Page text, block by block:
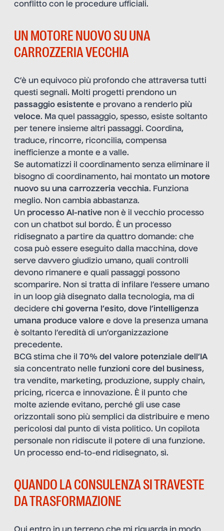
conflitto con le procedure ufficiali.
UN MOTORE NUOVO SU UNA
CARROZZERIA VECCHIA
C’è un equivoco più profondo che attraversa tutti
questi segnali. Molti progetti prendono un
passaggio esistente e provano a renderlo più
veloce. Ma quel passaggio, spesso, esiste soltanto
per tenere insieme altri passaggi. Coordina,
traduce, rincorre, riconcilia, compensa
inefficienze a monte e a valle.
Se automatizzi il coordinamento senza eliminare il
bisogno di coordinamento, hai montato un motore
nuovo su una carrozzeria vecchia. Funziona
meglio. Non cambia abbastanza.
Un processo AI-native non è il vecchio processo
con un chatbot sul bordo. È un processo
ridisegnato a partire da quattro domande: che
cosa può essere eseguito dalla macchina, dove
serve davvero giudizio umano, quali controlli
devono rimanere e quali passaggi possono
scomparire. Non si tratta di infilare l’essere umano
in un loop già disegnato dalla tecnologia, ma di
decidere chi governa l’esito, dove l’intelligenza
umana produce valore e dove la presenza umana
è soltanto l’eredità di un’organizzazione
precedente.
BCG stima che il 70% del valore potenziale dell’IA
sia concentrato nelle funzioni core del business,
tra vendite, marketing, produzione, supply chain,
pricing, ricerca e innovazione. È il punto che
molte aziende evitano, perché gli use case
orizzontali sono più semplici da distribuire e meno
pericolosi dal punto di vista politico. Un copilota
personale non ridiscute il potere di una funzione.
Un processo end-to-end ridisegnato, sì.
QUANDO LA CONSULENZA SI TRAVESTE
DA TRASFORMAZIONE